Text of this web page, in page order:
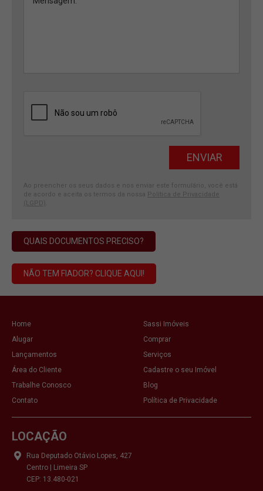
Ao preencher os seus dados e nos enviar este formulário, você está
de acordo e aceita os termos da nossa Política de Privacidade
(LGPD)
QUAIS DOCUMENTOS PRECISO?
NÃO TEM FIADOR? CLIQUE AQUI!
Home
Sassi Imóveis
Alugar
Comprar
Lançamentos
Serviços
Área do Cliente
Cadastre o seu Imóvel
Trabalhe Conosco
Blog
Contato
Política de Privacidade
LOCAÇÃO
Rua Deputado Otávio Lopes, 427
Centro | Limeira SP
CEP: 13.480-021